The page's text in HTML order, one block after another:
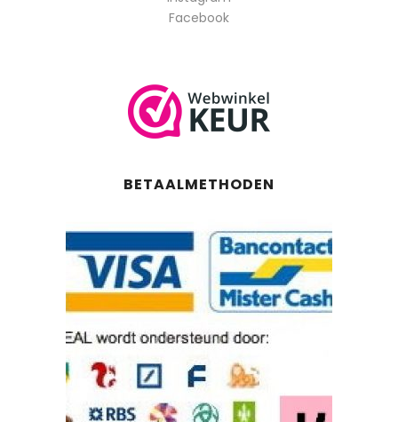
Facebook
BETAALMETHODEN